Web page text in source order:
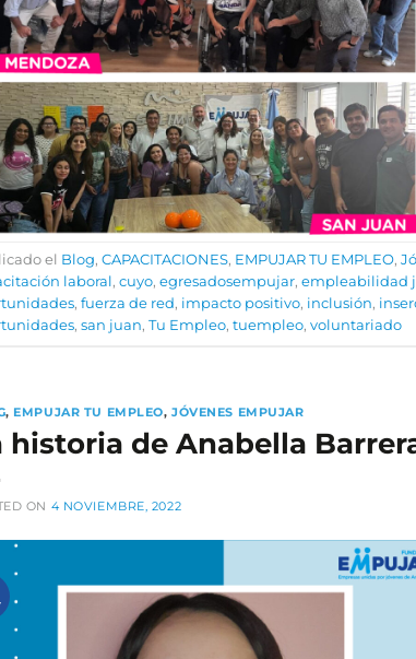
el Blog, CAPACITACIONES, EMPUJAR TU EMPLEO,
laboral , cuyo, egresadosempujar, empleabilidad
, fuerza de red, impacto positivo, inclusión,
, san juan, Tu Empleo, tuempleo, voluntariado
, EMPUJAR TU EMPLEO,JÓVENES EMPUJAR
historia de Anabella
ON 4 NOVIEMBRE, 2022